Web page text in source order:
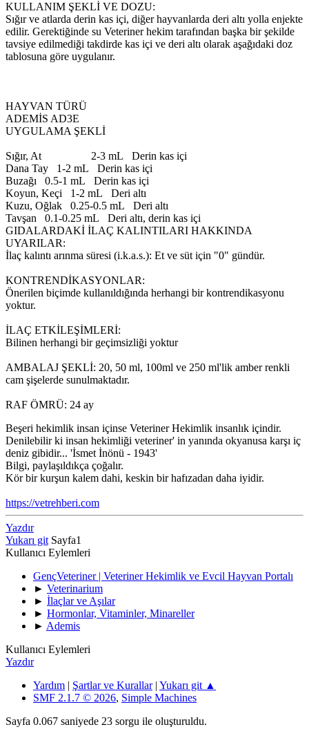
KULLANIM ŞEKLİ VE DOZU:
Sığır ve atlarda derin kas içi, diğer hayvanlarda deri altı yolla enjekte
edilir. Gerektiğinde su Veteriner hekim tarafından başka bir şekilde
tavsiye edilmediği takdirde kas içi ve deri altı olarak aşağıdaki doz
tablosuna göre uygulanır.
HAYVAN TÜRÜ
ADEMİS AD3E
UYGULAMA ŞEKLİ
Sığır, At 2-3 mL Derin kas içi
Dana Tay 1-2 mL Derin kas içi
Buzağı 0.5-1 mL Derin kas içi
Koyun, Keçi 1-2 mL Deri altı
Kuzu, Oğlak 0.25-0.5 mL Deri altı
Tavşan 0.1-0.25 mL Deri altı, derin kas içi
GIDALARDAKİ İLAÇ KALINTILARI HAKKINDA
UYARILAR:
İlaç kalıntı arınma süresi (i.k.a.s.): Et ve süt için "0" gündür.
KONTRENDİKASYONLAR:
Önerilen biçimde kullanıldığında herhangi bir kontrendikasyonu
yoktur.
İLAÇ ETKİLEŞİMLERİ:
Bilinen herhangi bir geçimsizliği yoktur
AMBALAJ ŞEKLİ: 20, 50 ml, 100ml ve 250 ml'lik amber renkli
cam şişelerde sunulmaktadır.
RAF ÖMRÜ: 24 ay
Beşeri hekimlik insan içinse Veteriner Hekimlik insanlık içindir.
Denilebilir ki insan hekimliği veteriner' in yanında okyanusa karşı iç
deniz gibidir... 'İsmet İnönü - 1943'
Bilgi, paylaşıldıkça çoğalır.
Kör bir kurşun kalem dahi, keskin bir hafızadan daha iyidir.
https://vetrehberi.com
Yazdır
Yukarı git Sayfa1
Kullanıcı Eylemleri
GençVeteriner | Veteriner Hekimlik ve Evcil Hayvan Portalı
► Veterinarium
► İlaçlar ve Aşılar
► Hormonlar, Vitaminler, Minareller
► Ademis
Kullanıcı Eylemleri
Yazdır
Yardım | Şartlar ve Kurallar| Yukarı git ▲
SMF 2.1.7 © 2026, Simple Machines
Sayfa 0.067 saniyede 23 sorgu ile oluşturuldu.